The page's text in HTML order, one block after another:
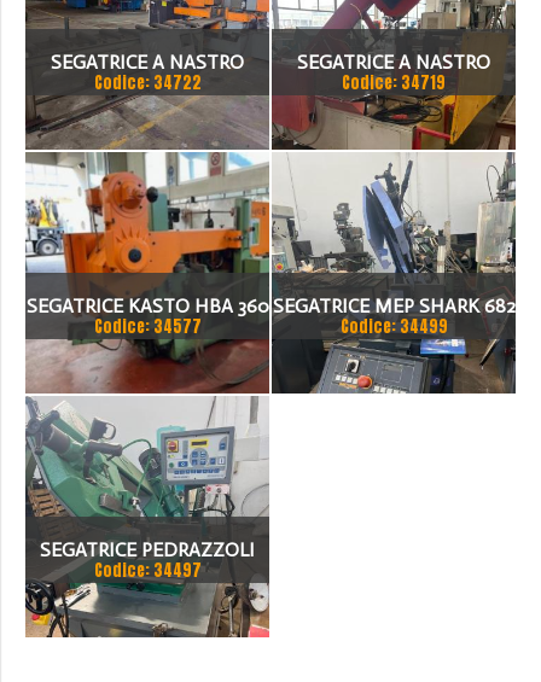
SEGATRICE A NASTRO
AUTOMATICA FIS 500
Codice: 34722
SEGATRICE A NASTRO
BIANCO/BTM 50.33 CNC
Codice: 34719
SEGATRICE KASTO HBA 360
AU NUMERO DI SERIE 108
Codice: 34577
SEGATRICE MEP SHARK 682
Codice: 34499
SEGATRICE PEDRAZZOLI
SN 420 SA
Codice: 34497